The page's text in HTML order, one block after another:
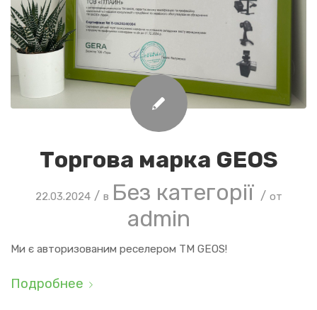
Торгова марка GEOS
22.03.2024 / в Без категорії / от
admin
Ми є авторизованим реселером ТМ GEOS!
Подробнее